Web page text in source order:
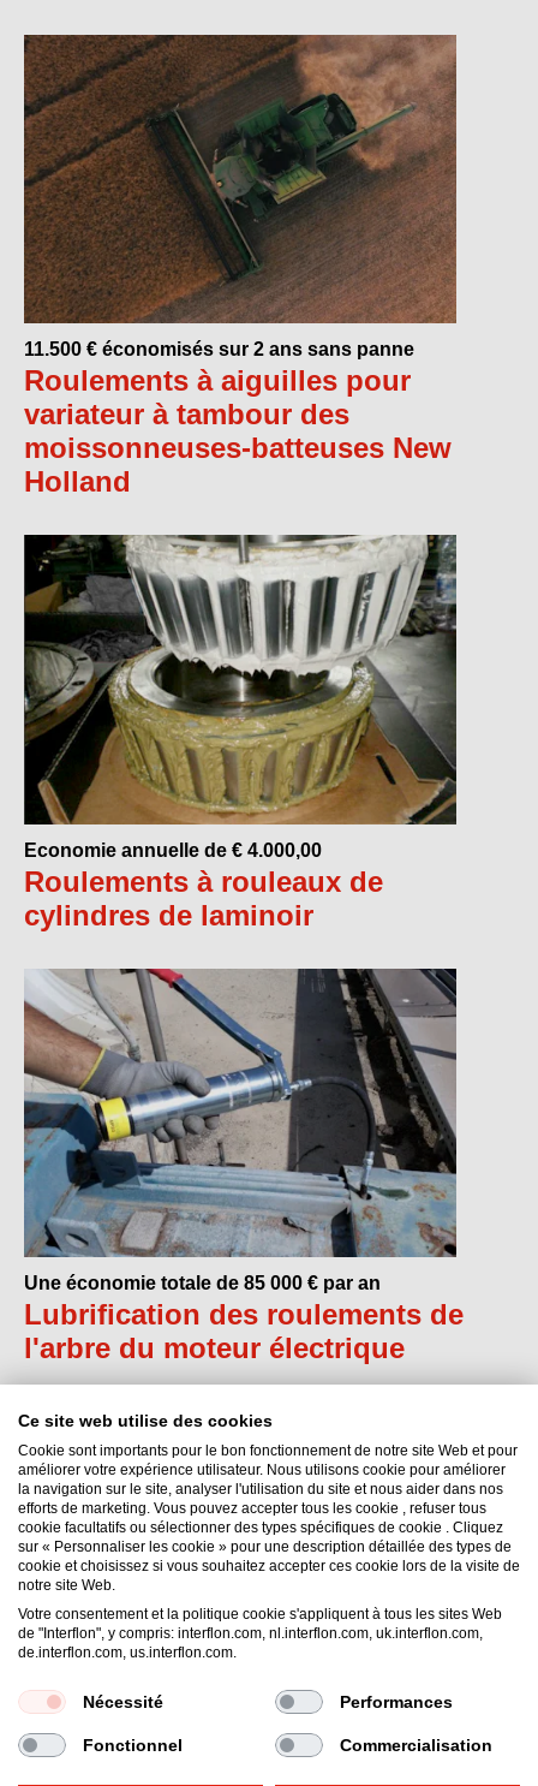
11.500 € économisés sur 2 ans sans panne
Roulements à aiguilles pour
variateur à tambour des
moissonneuses-batteuses New
Holland
Economie annuelle de € 4.000,00
Roulements à rouleaux de
cylindres de laminoir
Une économie totale de 85 000 € par an
Lubrification des roulements de
l'arbre du moteur électrique
Interflon België NV
Nieuwe Baan 18
9111 Sint-Niklaas (Belsele, Vlaanderen)
Belgique
Email:belgium@interflon.com
Conditions Générales de Vente
Ce site web utilise des cookies
Cookie sont importants pour le bon fonctionnement de notre site Web et pour
améliorer votre expérience utilisateur. Nous utilisons cookie pour améliorer
la navigation sur le site, analyser l'utilisation du site et nous aider dans nos
efforts de marketing. Vous pouvez accepter tous les cookie , refuser tous
cookie facultatifs ou sélectionner des types spécifiques de cookie . Cliquez
sur « Personnaliser les cookie » pour une description détaillée des types de
cookie et choisissez si vous souhaitez accepter ces cookie lors de la visite de
notre site Web.
Votre consentement et la politique cookie s'appliquent à tous les sites Web
de "Interflon", y compris: interflon.com, nl.interflon.com, uk.interflon.com,
de.interflon.com, us.interflon.com.
Nécessité Performances
Fonctionnel Commercialisation